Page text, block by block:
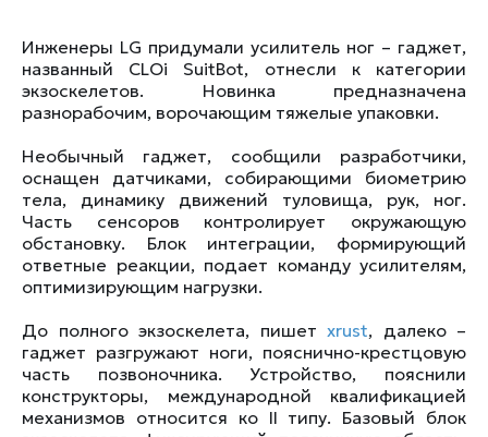
Инженеры LG придумали усилитель ног – гаджет,
названный CLOi SuitBot, отнесли к категории
экзоскелетов. Новинка предназначена
разнорабочим, ворочающим тяжелые упаковки.
Необычный гаджет, сообщили разработчики,
оснащен датчиками, собирающими биометрию
тела, динамику движений туловища, рук, ног.
Часть сенсоров контролирует окружающую
обстановку. Блок интеграции, формирующий
ответные реакции, подает команду усилителям,
оптимизирующим нагрузки.
До полного экзоскелета, пишет xrust, далеко –
гаджет разгружают ноги, пояснично-крестцовую
часть позвоночника. Устройство, пояснили
конструкторы, международной квалификацией
механизмов относится ко II типу. Базовый блок